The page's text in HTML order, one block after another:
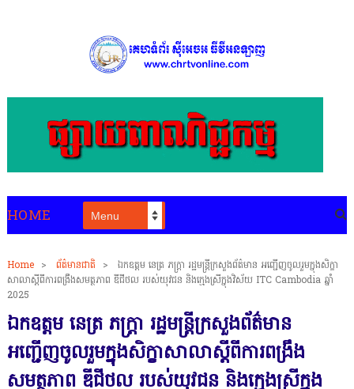
HOME
Home > ព័ត៌មានជាតិ >
ឯកឧត្តម នេត្រ ភក្រ្តា រដ្ឋមន្ត្រីក្រសួងព័ត៌មាន អញ្ជើញចូលរួមក្នុងសិក្ខា
សាលាស្តីពីការពង្រឹងសមត្ថភាព ឌីជីថល របស់យុវជន និងក្មេងស្រីក្នុងវិស័យ ITC Cambodia ឆ្នាំ
2025
ឯកឧត្តម នេត្រ ភក្រ្តា រដ្ឋមន្ត្រីក្រសួងព័ត៌មាន
អញ្ជើញចូលរួមក្នុងសិក្ខាសាលាស្តីពីការពង្រឹង
សមត្ថភាព ឌីជីថល របស់យុវជន និងក្មេងស្រីក្នុង